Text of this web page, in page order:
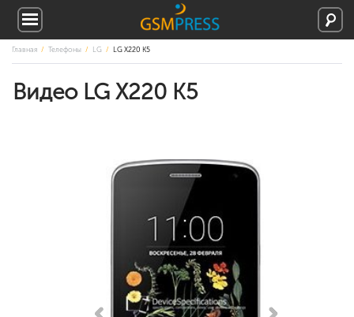
Главная Телефоны LG LG X220 K5
Видео LG X220 K5